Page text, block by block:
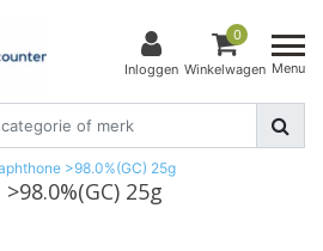
Inloggen
0
Winkelwagen Menu
>98.0%(GC) 25g
25g